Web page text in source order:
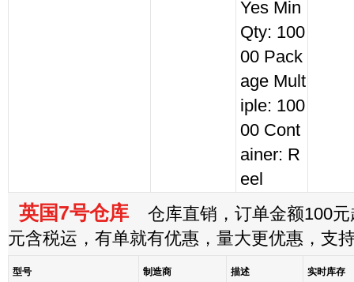
Yes Min
Qty: 100
00 Pack
age Mult
iple: 100
00 Cont
ainer: R
eel
英国7号仓库 仓库直销，订单金额100元
元含税运，有单就有优惠，量大更优惠，支
型号 制造商 描述 实时库存